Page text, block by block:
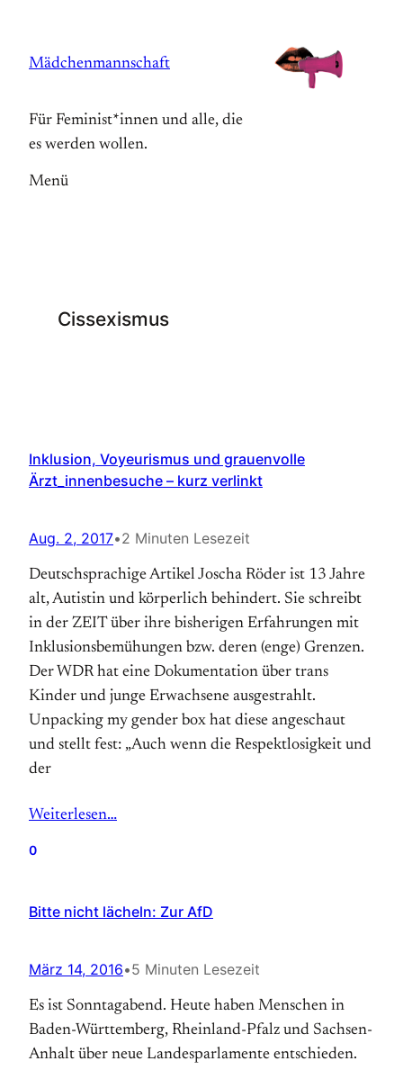
springen
Mädchenmannschaft
Für Feminist*innen und alle, die
es werden wollen.
Menü
Cissexismus
Inklusion, Voyeurismus und grauenvolle
Ärzt_innenbesuche – kurz verlinkt
Aug. 2, 2017•2 Minuten Lesezeit
Deutschsprachige Artikel Joscha Röder ist 13 Jahre
alt, Autistin und körperlich behindert. Sie schreibt
in der ZEIT über ihre bisherigen Erfahrungen mit
Inklusionsbemühungen bzw. deren (enge) Grenzen.
Der WDR hat eine Dokumentation über trans
Kinder und junge Erwachsene ausgestrahlt.
Unpacking my gender box hat diese angeschaut
und stellt fest: „Auch wenn die Respektlosigkeit und
der
Weiterlesen…
0
Bitte nicht lächeln: Zur AfD
März 14, 2016•5 Minuten Lesezeit
Es ist Sonntagabend. Heute haben Menschen in
Baden-Württemberg, Rheinland-Pfalz und Sachsen-
Anhalt über neue Landesparlamente entschieden.